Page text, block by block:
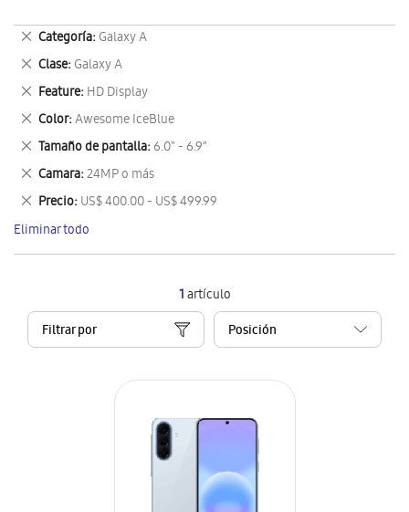
1artículo
Filtrar por
Categoría Galaxy A
Eliminar
este
artículo
Clase Galaxy A
Eliminar
este
artículo
Feature HD Display
Eliminar
este
artículo
Color Awesome IceBlue
Eliminar
este
artículo
Tamaño de pantalla 6.0" - 6.9"
Eliminar
este
artículo
Camara 24MP o más
Eliminar
este
artículo
Precio US$ 400.00 - US$ 499.99
Eliminar
este
artículo
Eliminar todo